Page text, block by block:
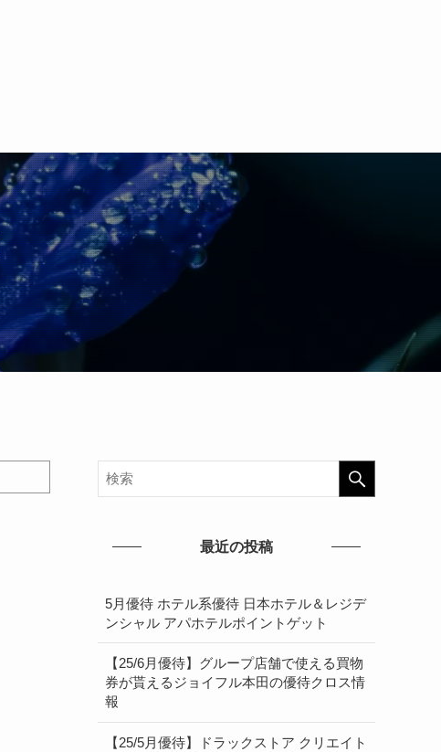
最近の投稿
5月優待 ホテル系優待 日本ホテル＆レジデ
ンシャル アパホテルポイントゲット
【25/6月優待】グループ店舗で使える買物
券が貰えるジョイフル本田の優待クロス情
報
【25/5月優待】ドラックストア クリエイト